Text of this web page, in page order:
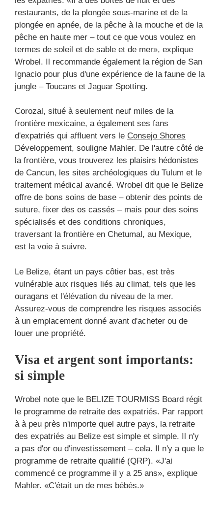
restaurants, de la plongée sous-marine et de la
plongée en apnée, de la pêche à la mouche et de la
pêche en haute mer – tout ce que vous voulez en
termes de soleil et de sable et de mer», explique
Wrobel. Il recommande également la région de San
Ignacio pour plus d'une expérience de la faune de la
jungle – Toucans et Jaguar Spotting.
Corozal, situé à seulement neuf miles de la
frontière mexicaine, a également ses fans
d'expatriés qui affluent vers le Consejo Shores
Développement, souligne Mahler. De l'autre côté de
la frontière, vous trouverez les plaisirs hédonistes
de Cancun, les sites archéologiques du Tulum et le
traitement médical avancé. Wrobel dit que le Belize
offre de bons soins de base – obtenir des points de
suture, fixer des os cassés – mais pour des soins
spécialisés et des conditions chroniques,
traversant la frontière en Chetumal, au Mexique,
est la voie à suivre.
Le Belize, étant un pays côtier bas, est très
vulnérable aux risques liés au climat, tels que les
ouragans et l'élévation du niveau de la mer.
Assurez-vous de comprendre les risques associés
à un emplacement donné avant d'acheter ou de
louer une propriété.
Visa et argent sont importants:
si simple
Wrobel note que le BELIZE TOURMISS Board régit
le programme de retraite des expatriés. Par rapport
à à peu près n'importe quel autre pays, la retraite
des expatriés au Belize est simple et simple. Il n'y
a pas d'or ou d'investissement – cela. Il n'y a que le
programme de retraite qualifié (QRP). «J'ai
commencé ce programme il y a 25 ans», explique
Mahler. «C'était un de mes bébés.»